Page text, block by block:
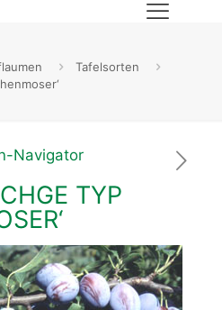
Tafelsorten
Navigator
TYP